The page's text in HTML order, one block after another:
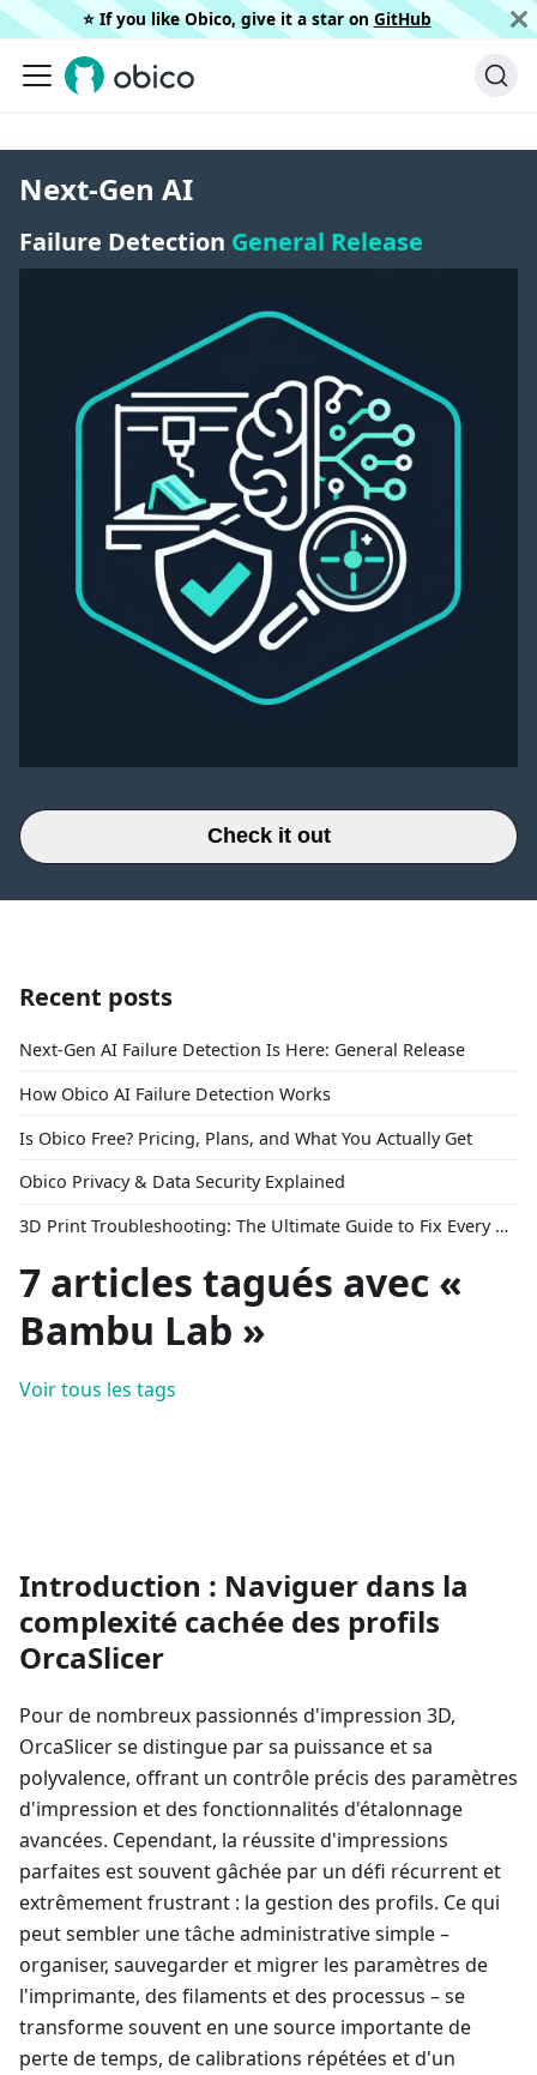
⭐️ If you like Obico, give it a star on GitHub
Next-Gen AI
Failure Detection General Release
Check it out
Recent posts
Next-Gen AI Failure Detection Is Here: General Release
How Obico AI Failure Detection Works
Is Obico Free? Pricing, Plans, and What You Actually Get
Obico Privacy & Data Security Explained
3D Print Troubleshooting: The Ultimate Guide to Fix Every Common Problem [2026]
7 articles tagués avec «
Bambu Lab »
Voir tous les tags
Introduction : Naviguer dans la
complexité cachée des profils
OrcaSlicer
Pour de nombreux passionnés d'impression 3D,
OrcaSlicer se distingue par sa puissance et sa
polyvalence, offrant un contrôle précis des paramètres
d'impression et des fonctionnalités d'étalonnage
avancées. Cependant, la réussite d'impressions
parfaites est souvent gâchée par un défi récurrent et
extrêmement frustrant : la gestion des profils. Ce qui
peut sembler une tâche administrative simple –
organiser, sauvegarder et migrer les paramètres de
l'imprimante, des filaments et des processus – se
transforme souvent en une source importante de
perte de temps, de calibrations répétées et d'un